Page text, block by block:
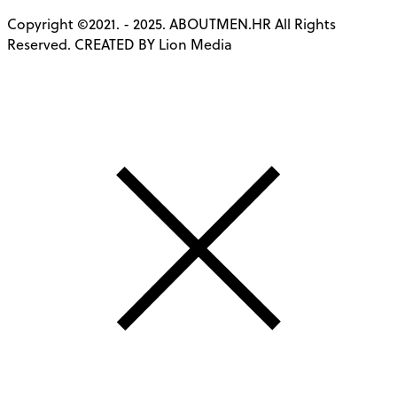
Copyright ©2021. - 2025. ABOUTMEN.HR All Rights
Reserved. CREATED BY Lion Media